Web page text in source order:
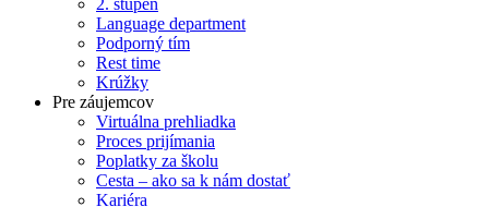
2. stupeň
Language department
Podporný tím
Rest time
Krúžky
Pre záujemcov
Virtuálna prehliadka
Proces prijímania
Poplatky za školu
Cesta – ako sa k nám dostať
Kariéra